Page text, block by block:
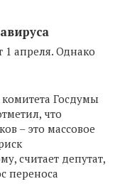
1 апреля. Однако
Госдумы
что
– это массовое
считает депутат,
переноса